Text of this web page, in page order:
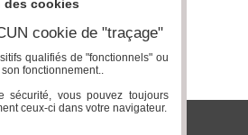
des cookies
cookie de "traçage"
qualifiés de "fonctionnels" ou
son fonctionnement..
sécurité, vous pouvez toujours
ceux-ci dans votre navigateur.